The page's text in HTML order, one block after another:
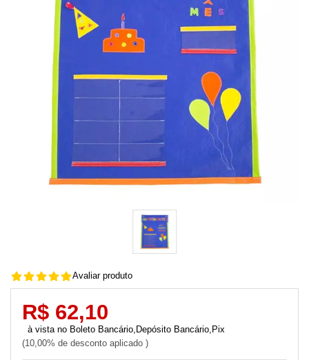
Avaliar produto
R$ 62,10
10,00% de desconto aplicado
Boleto Bancário,Depósito Bancário,Pix